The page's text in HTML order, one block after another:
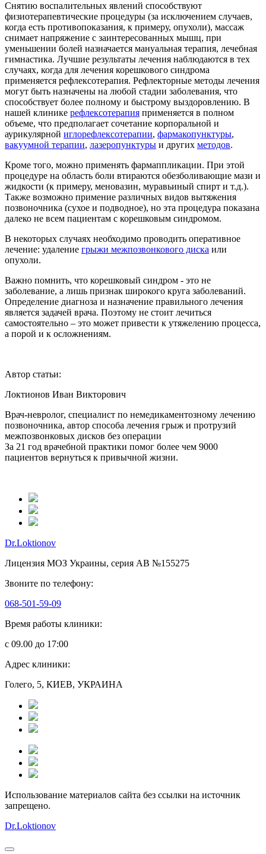
Снятию воспалительных явлений способствуют
физиотерапевтические процедуры (за исключением случаев,
когда есть противопоказания, к примеру, опухоли), массаж
снимает напряжение с заинтересованных мышц, при
уменьшении болей назначается мануальная терапия, лечебная
гимнастика. Лучшие результаты лечения наблюдаются в тех
случаях, когда для лечения корешкового синдрома
применяется рефлексотерапия. Рефлекторные методы лечения
могут быть назначены на любой стадии заболевания, что
способствует более полному и быстрому выздоровлению. В
нашей клинике рефлексотерапия применяется в полном
объеме, что предполагает сочетание корпоральной и
аурикулярной иглорефлексотерапии, фармакопунктуры,
вакуумной терапии, лазеропунктуры и других методов.
Кроме того, можно применять фармаппликации. При этой
процедуре на область боли втираются обезболивающие мази и
жидкости (к примеру, меновазин, муравьиный спирт и т.д.).
Также возможно примение различных видов вытяжения
позвоночника (сухое и подводное), но эта процедура показана
далеко не всем пациентам с корешковым синдромом.
В некоторых случаях необходимо проводить оперативное
лечение: удаление грыжи межпозвонкового диска или
опухоли.
Важно помнить, что корешковый синдром - это не
заболевание, а лишь признак широкого круга заболеваний.
Определение диагноза и назначение правильного лечения
является задачей врача. Поэтому не стоит лечиться
самостоятельно – это может привести к утяжелению процесса,
а порой и к осложнениям.
Автор статьи:
Локтионов Иван Викторович
Врач-невролог, специалист по немедикаментозному лечению
позвоночника, автор способа лечения грыж и протрузий
межпозвонковых дисков без операции
За 21 год врачебной практики помог более чем 9000
пациентов вернуться к привычной жизни.
Dr.Loktionov
Лицензия МОЗ Украины, серия АВ №155275
Звоните по телефону:
068-501-59-09
Время работы клиники:
с 09.00 до 17:00
Адрес клиники:
Голего, 5, КИЕВ, УКРАИНА
Использование материалов сайта без ссылки на источник
запрещено.
Dr.Loktionov